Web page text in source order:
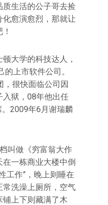
生活的公子哥去捡
愈演愈烈，那就让
大学的科技达人，
上市软件公司。
，很快面临公司因
入狱，08年他出任
。2009年6月谢瑞麟
叫做《穷富翁大作
一栋商业大楼中倒
工作”，晚上则睡在
洗澡上厕所，空气
上下则藏满了木